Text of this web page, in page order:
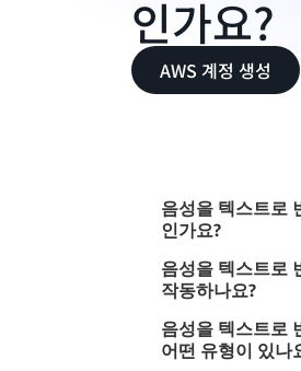
인가요?
AWS 계정 생성
음성을 텍스트로
인가요?
음성을 텍스트로
작동하나요?
음성을 텍스트로
어떤 유형이 있나